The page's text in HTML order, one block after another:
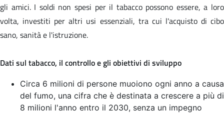
gli amici. I soldi non spesi per il tabacco possono essere, a loro
volta, investiti per altri usi essenziali, tra cui l'acquisto di cibo
sano, sanità e l'istruzione.
Dati sul tabacco, il controllo e gli obiettivi di sviluppo
Circa 6 milioni di persone muoiono ogni anno a causa
del fumo, una cifra che è destinata a crescere a più di
8 milioni l'anno entro il 2030, senza un impegno